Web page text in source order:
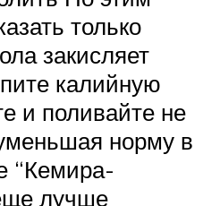
только
закисляет
калийную
и поливайте не
норму в
“Кемира-
лучше